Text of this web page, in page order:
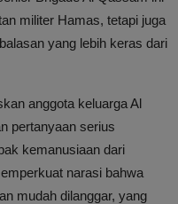
militer Hamas, tetapi juga
yang lebih keras dari
anggota keluarga Al
pertanyaan serius
kemanusiaan dari
narasi bahwa
mudah dilanggar, yang